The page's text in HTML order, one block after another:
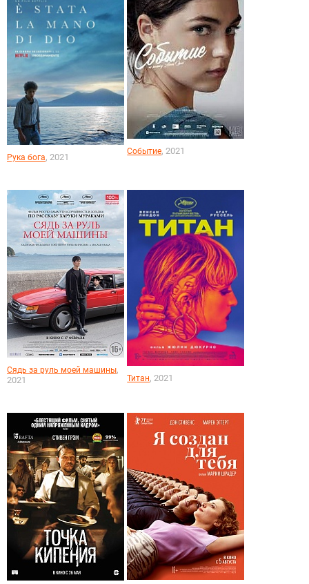
Рука бога, 2021
Событие, 2021
Сядь за руль моей машины,
2021
Титан, 2021